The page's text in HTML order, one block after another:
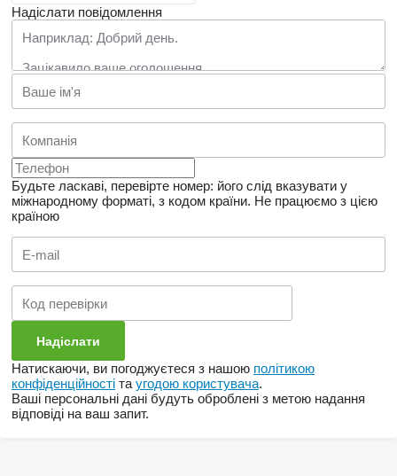
Надіслати повідомлення
Будьте ласкаві, перевірте номер: його слід вказувати у
міжнародному форматі, з кодом країни. Не працюємо з цією
країною
Натискаючи, ви погоджуєтеся з нашою політикою
конфіденційності та угодою користувача.
Ваші персональні дані будуть оброблені з метою надання
відповіді на ваш запит.